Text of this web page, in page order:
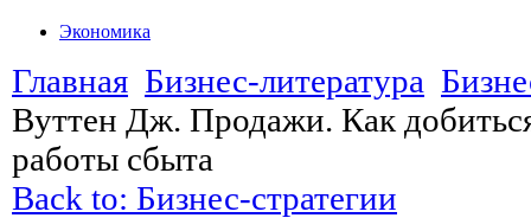
Экономика
Главная Бизнес-литература
Вуттен Дж. Продажи. Как
работы сбыта
Back to: Бизнес-стратегии